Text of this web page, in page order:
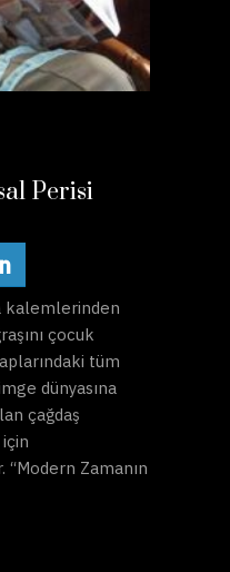
Perisi
kalemlerinden
çocuk
tüm
dünyasına
çağdaş
Zamanın